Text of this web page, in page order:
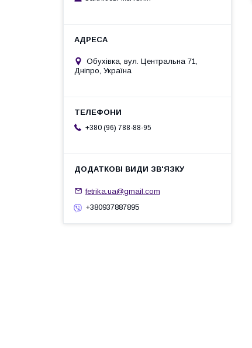
Обухівка, вул. Центральна 71,
Дніпро, Україна
+380 (96) 788-88-95
fetrika.ua@gmail.com
+380937887895